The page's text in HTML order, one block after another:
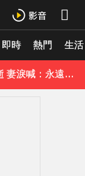
即時 熱門 生活
70歲鋼吉他大師湯米德塔莫驟逝 妻淚喊：永遠是我一生摯愛
事！